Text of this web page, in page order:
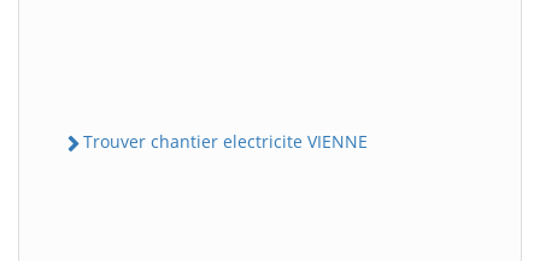
Trouver chantier electricite VIENNE